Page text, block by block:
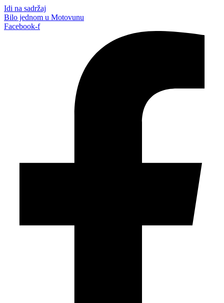
Idi na sadržaj
Bilo jednom u Motovunu
Facebook-f